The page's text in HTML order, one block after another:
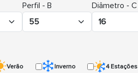
Perfil - B Diâmetro - C
Verão Inverno 4 Estações